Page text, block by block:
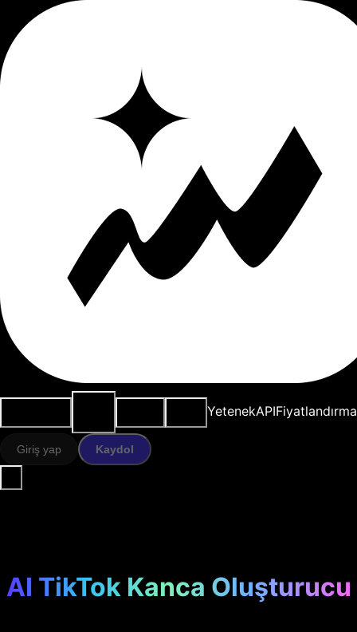
YetenekAPIFiyatlandırma
Giriş yap Kaydol
AI TikTok Kanca Oluşturucu